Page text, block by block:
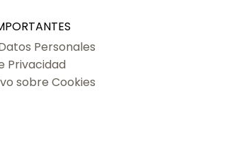
Personales
Privacidad
sobre Cookies